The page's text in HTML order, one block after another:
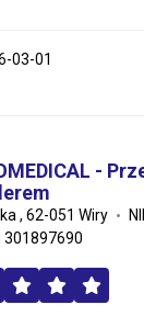
03-01
-
, 62-051 Wiry
301897690